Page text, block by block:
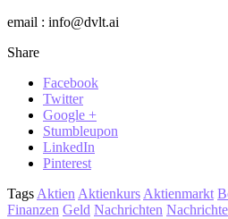
email : info@dvlt.ai
Share
Facebook
Twitter
Google +
Stumbleupon
LinkedIn
Pinterest
Tags Aktien Aktienkurs Aktienmarkt
Finanzen Geld Nachrichten